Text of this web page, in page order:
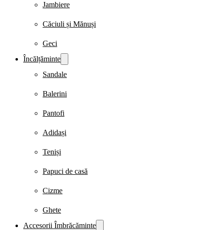
Jambiere
Căciuli și Mănuși
Geci
Încălțăminte
Sandale
Balerini
Pantofi
Adidași
Teniși
Papuci de casă
Cizme
Ghete
Accesorii Îmbrăcăminte